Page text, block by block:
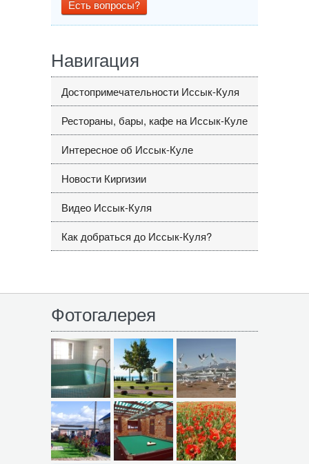
Есть вопросы?
Навигация
Достопримечательности Иссык-Куля
Рестораны, бары, кафе на Иссык-Куле
Интересное об Иссык-Куле
Новости Киргизии
Видео Иссык-Куля
Как добраться до Иссык-Куля?
Фотогалерея